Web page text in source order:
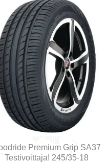
Premium Grip SA37
Testivoittaja! 245/35-18